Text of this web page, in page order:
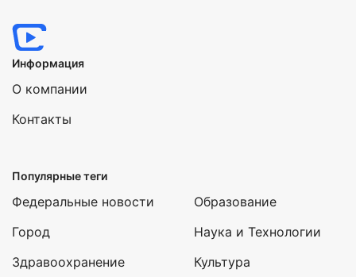
Нажимая на кнопку "Отправить" вы
Информация
О компании
Контакты
Популярные теги
Федеральные новости
Город
Здравоохранение
Образование
Наука и Технологии
Культура